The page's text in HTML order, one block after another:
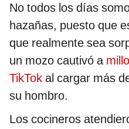
No todos los días
hazañas, puesto que
que realmente sea
un mozo cautivó a
TikTok al cargar más
su hombro.
Los cocineros